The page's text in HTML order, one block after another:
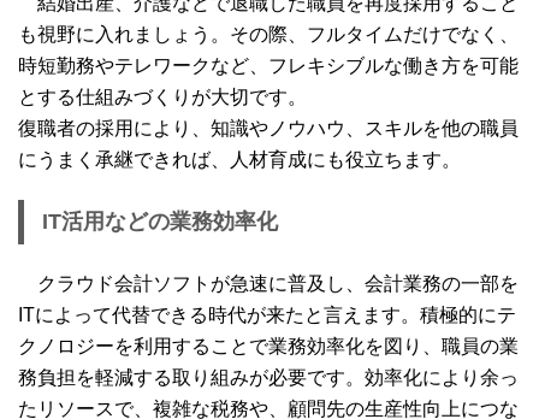
も視野に入れましょう。その際、フルタイムだけでなく、
時短勤務やテレワークなど、フレキシブルな働き方を可能
とする仕組みづくりが大切です。
復職者の採用により、知識やノウハウ、スキルを他の職員
にうまく承継できれば、人材育成にも役立ちます。
IT活用などの業務効率化
クラウド会計ソフトが急速に普及し、会計業務の一部を
ITによって代替できる時代が来たと言えます。積極的にテ
クノロジーを利用することで業務効率化を図り、職員の業
務負担を軽減する取り組みが必要です。効率化により余っ
たリソースで、複雑な税務や、顧問先の生産性向上につな